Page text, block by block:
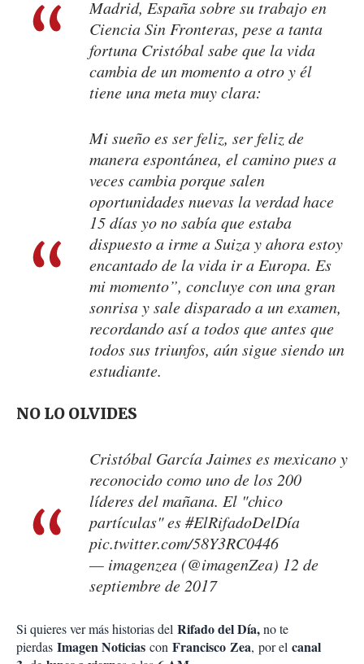
Madrid, España sobre su trabajo en
Ciencia Sin Fronteras, pese a tanta
fortuna Cristóbal sabe que la vida
cambia de un momento a otro y él
tiene una meta muy clara:
Mi sueño es ser feliz, ser feliz de
manera espontánea, el camino pues a
veces cambia porque salen
oportunidades nuevas la verdad hace
15 días yo no sabía que estaba
dispuesto a irme a Suiza y ahora estoy
encantado de la vida ir a Europa. Es
mi momento”, concluye con una gran
sonrisa y sale disparado a un examen,
recordando así a todos que antes que
todos sus triunfos, aún sigue siendo un
estudiante.
NO LO OLVIDES
Cristóbal García Jaimes es mexicano y
reconocido como uno de los 200
líderes del mañana. El "chico
partículas" es#ElRifadoDelDía
pic.twitter.com/58Y3RC0446
— imagenzea (@imagenZea) 12 de
septiembre de 2017
Si quieres ver más historias del Rifado del Día,no te
pierdas Imagen Noticias con Francisco Zea, por el canal